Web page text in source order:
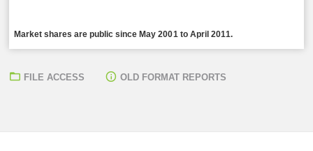
Market shares are public since May 2001 to April 2011.
FILE ACCESS OLD FORMAT REPORTS